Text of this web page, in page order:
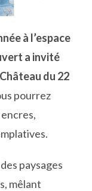
à l’espace
a invité
du 22
pourrez
paysages
mêlant